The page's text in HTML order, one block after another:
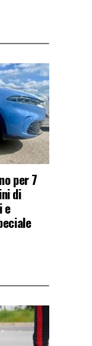
per 7
di
e